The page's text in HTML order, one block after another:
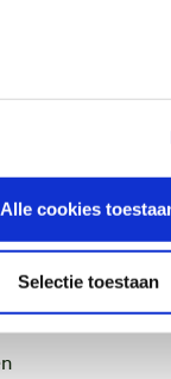
Alle cookies
Selectie toestaan